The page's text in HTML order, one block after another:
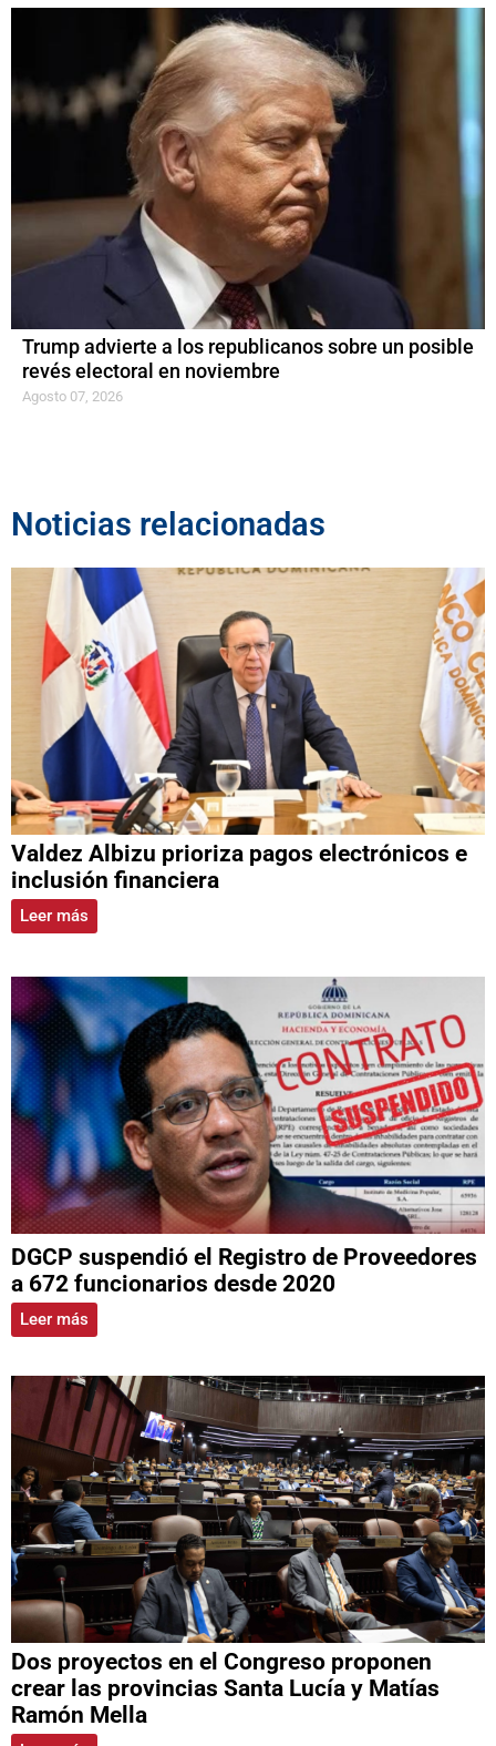
Trump advierte a los republicanos sobre un posible
revés electoral en noviembre
Agosto 07, 2026
Noticias relacionadas
Valdez Albizu prioriza pagos electrónicos e
inclusión financiera
Leer más
DGCP suspendió el Registro de Proveedores
a 672 funcionarios desde 2020
Leer más
Dos proyectos en el Congreso proponen
crear las provincias Santa Lucía y Matías
Ramón Mella